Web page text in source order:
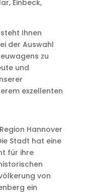
Einbeck,
Ihnen
der Auswahl
zu
und
exzellenten
Hannover
Stadt hat eine
für ihre
von
ein